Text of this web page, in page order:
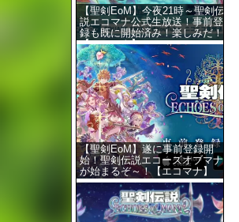
【聖剣EoM】今夜21時～聖剣伝
説エコマナ公式生放送！事前登
録も既に開始済み！楽しみだ！
【エコマナ】
【聖剣EoM】遂に事前登録開
始！聖剣伝説エコーズオブマナ
が始まるぞ～！【エコマナ】